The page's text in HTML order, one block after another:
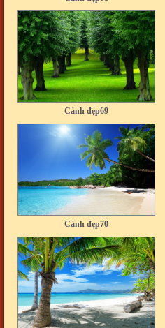
Cảnh đẹp69
Cảnh đẹp70
Cảnh đẹp71